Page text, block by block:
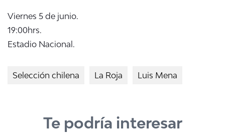
Viernes 5 de junio.
19:00hrs.
Estadio Nacional.
Selección chilena La Roja Luis Mena
Te podría interesar